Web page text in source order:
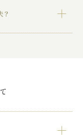
お渡しするのと、ト
おリボンをお付けし